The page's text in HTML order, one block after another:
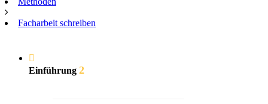
Facharbeit schreiben
Einführung 2